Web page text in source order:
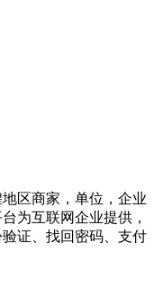
区商家，单位，企业
为互联网企业提供，
证、找回密码、支付